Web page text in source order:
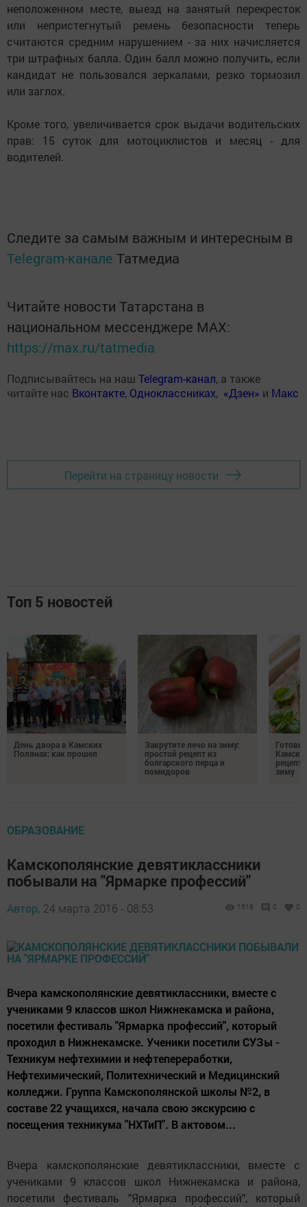
неположенном месте, выезд на занятый перекресток
или непристегнутый ремень безопасности теперь
считаются средним нарушением - за них начисляется
три штрафных балла. Один балл можно получить, если
кандидат не пользовался зеркалами, резко тормозил
или заглох.
Кроме того, увеличивается срок выдачи водительских
прав: 15 суток для мотоциклистов и месяц - для
водителей.
Следите за самым важным и интересным в
Telegram-канале Татмедиа
Читайте новости Татарстана в
национальном мессенджере MАХ:
https://max.ru/tatmedia
Подписывайтесь на наш Telegram-канал, а также
читайте нас Вконтакте, Одноклассниках, «Дзен» и Макс
Перейти на страницу новости
Топ 5 новостей
День двора в Камских
Полянах: как прошел
Закрутите лечо на зиму:
простой рецепт из
болгарского перца и
помидоров
зиму
ОБРАЗОВАНИЕ
Камскополянские девятиклассники
побывали на "Ярмарке профессий"
Автор, 24 марта 2016 - 08:53 1518 0 0
Вчера камскополянские девятиклассники, вместе с
учениками 9 классов школ Нижнекамска и района,
посетили фестиваль "Ярмарка профессий", который
проходил в Нижнекамске. Ученики посетили СУЗы -
Техникум нефтехимии и нефтепереработки,
Нефтехимический, Политехнический и Медицинский
колледжи. Группа Камскополянской школы №2, в
составе 22 учащихся, начала свою экскурсию с
посещения техникума "НХТиП". В актовом...
Вчера камскополянские девятиклассники, вместе с
учениками 9 классов школ Нижнекамска и района,
посетили фестиваль "Ярмарка профессий", который